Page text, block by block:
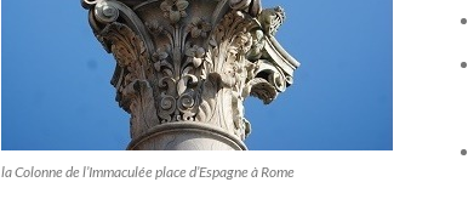
la Colonne de l’Immaculée place d’Espagne à Rome